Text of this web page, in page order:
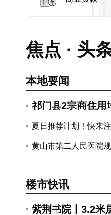
焦点 · 头
本地要闻
祁门县2宗商住用
总出让面积29.83亩
夏日推荐计划！快来
黄山市第二人民医院
楼市快讯
紫荆书院丨3.2米